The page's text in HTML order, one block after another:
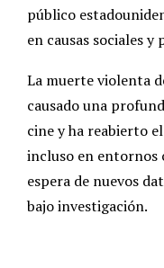
público
en causas sociales y
La muerte violenta
causado una
cine y ha reabierto
incluso en entornos
espera de nuevos
bajo investigación.